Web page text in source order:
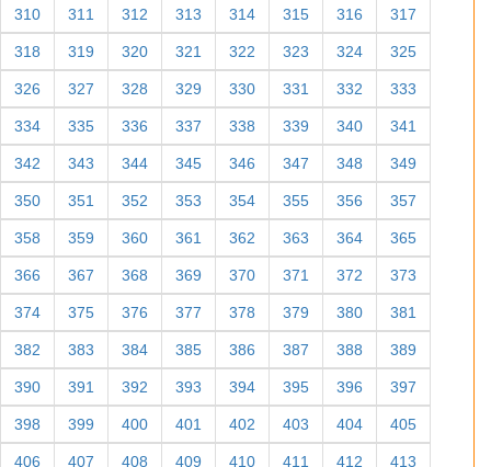
310 311 312 313 314 315 316 317
318 319 320 321 322 323 324 325
326 327 328 329 330 331 332 333
334 335 336 337 338 339 340 341
342 343 344 345 346 347 348 349
350 351 352 353 354 355 356 357
358 359 360 361 362 363 364 365
366 367 368 369 370 371 372 373
374 375 376 377 378 379 380 381
382 383 384 385 386 387 388 389
390 391 392 393 394 395 396 397
398 399 400 401 402 403 404 405
406 407 408 409 410 411 412 413